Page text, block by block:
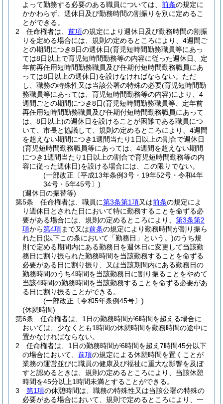
よって勤務する必要のある職員については、 前条の規定に
かかわらず、週休日及び勤務時間の割振りを別に定めるこ
とができる。
2
任命権者は、 前項の規定により週休日及び勤務時間の割振
りを定める場合には、規則の定めるところにより、4週間ご
との期間につき8日の週休日(育児短時間勤務職員等にあっ
ては8日以上で育児短時間勤務等の内容に従った週休日、定
年前再任用短時間勤務職員及び任期付短時間勤務職員にあ
っては8日以上の週休日)を設けなければならない。 ただ
し、職務の特殊性又は当該公署の特殊の必要(育児短時間勤
務職員等にあっては、育児短時間勤務等の内容)により、4
週間ごとの期間につき8日(育児短時間勤務職員等、定年前
再任用短時間勤務職員及び任期付短時間勤務職員にあって
は、8日以上)の週休日を設けることが困難である職員につ
いて、市長と協議して、規則の定めるところにより、4週間
を超えない期間につき1週間当たり1日以上の割合で週休日
(育児短時間勤務職員等にあっては、4週間を超えない期間
につき1週間当たり1日以上の割合で育児短時間勤務等の内
容に従った週休日)を設ける場合には、この限りでない。
(一部改正〔平成13年条例3号・19年52号・令和4年
34号・5年45号〕)
(週休日の振替等)
第5条
任命権者は、職員に第3条第1項又は前条の規定によ
り週休日とされた日において特に勤務することを命ずる必
要がある場合には、規則の定めるところにより、 第3条第2
項から第4項まで又は前条の規定により勤務時間が割り振ら
れた日(以下この条において「勤務日」という。)のうち規
則で定める期間内にある勤務日を週休日に変更して当該勤
務日に割り振られた勤務時間を当該勤務することを命ずる
必要がある日に割り振り、又は当該期間内にある勤務日の
勤務時間のうち4時間を当該勤務日に割り振ることをやめて
当該4時間の勤務時間を当該勤務することを命ずる必要があ
る日に割り振ることができる。
(一部改正〔令和5年条例45号〕)
(休憩時間)
第6条
任命権者は、1日の勤務時間が6時間を超える場合に
おいては、少なくとも1時間の休憩時間を勤務時間の途中に
置かなければならない。
2
任命権者は、1日の勤務時間が6時間を超え7時間45分以下
の場合において、 前項の規定による休憩時間を置くことが
業務の運営並びに職員の健康及び福祉に重大な影響を及ぼ
すと認めるときは、規則の定めるところにより、当該休憩
時間を45分以上1時間未満とすることができる。
3
第1項の休憩時間は、職務の特殊性又は当該公署の特殊の
必要がある場合において、規則で定めるところにより、一